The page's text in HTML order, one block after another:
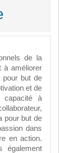
de la
à améliorer
pour but de
et de
capacité à
pour but de
dans
en action.
également